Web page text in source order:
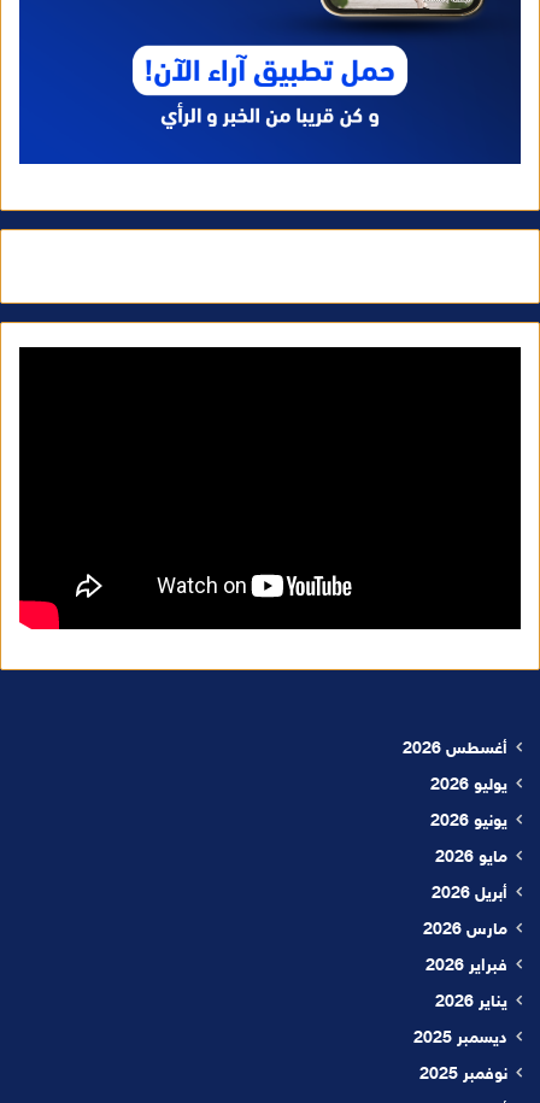
أغسطس 2026
يوليو 2026
يونيو 2026
مايو 2026
أبريل 2026
مارس 2026
فبراير 2026
يناير 2026
ديسمبر 2025
نوفمبر 2025